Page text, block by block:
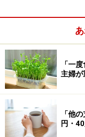
・貯蓄額：500万円
家賃（住宅ロー
・間取り：2LDK
・食費：4万5000円
・交際費：2万円
・電気代：1万円
・
ガス代：4000円
水道代：3000円
・
通信費：5000円
「一
主婦が
「他
円・